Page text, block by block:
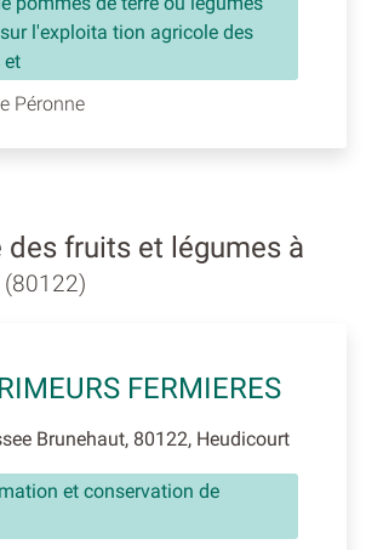
l'exploita tion agricole des
et
Péronne
des fruits et légumes à
(80122)
FERMIERES
Brunehaut, 80122, Heudicourt
et conservation de